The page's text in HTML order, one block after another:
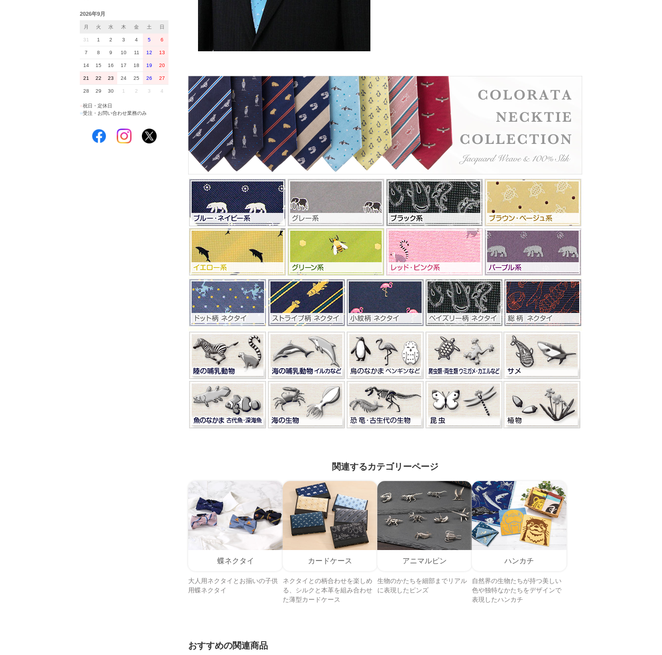
2026年9月
月 火 水 木 金 土 日
31 1 2 3 4 5 6
7 8 9 10 11 12 13
14 15 16 17 18 19 20
21 22 23 24 25 26 27
28 29 30 1 2 3 4
祝日・定休日
■受注・お問い合わせ業務のみ
関連するカテゴリーページ
蝶ネクタイ
大人用ネクタイとお揃いの子供
用蝶ネクタイ
カードケース
ネクタイとの柄合わせを楽しめ
る、シルクと本革を組み合わせ
た薄型カードケース
アニマルピン
生物のかたちを細部までリアル
に表現したピンズ
ハンカチ
自然界の生物たちが持つ美しい
色や独特なかたちをデザインで
表現したハンカチ
おすすめの関連商品